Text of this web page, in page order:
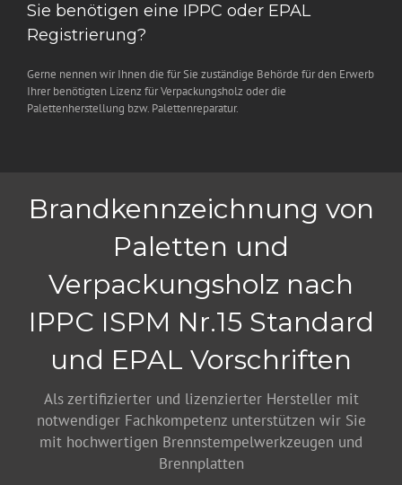
Sie benötigen eine IPPC oder EPAL
Registrierung?
Gerne nennen wir Ihnen die für Sie zuständige Behörde für den Erwerb
Ihrer benötigten Lizenz für Verpackungsholz oder die
Palettenherstellung bzw. Palettenreparatur.
Brandkennzeichnung von
Paletten und
Verpackungsholz nach
IPPC ISPM Nr.15 Standard
und EPAL Vorschriften
Als zertifizierter und lizenzierter Hersteller mit
notwendiger Fachkompetenz unterstützen wir Sie
mit hochwertigen Brennstempelwerkzeugen und
Brennplatten